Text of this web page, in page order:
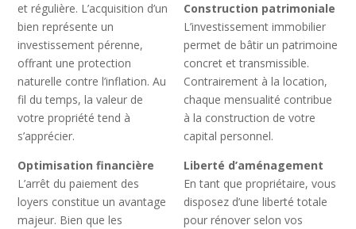
et régulière. L’acquisition d’un
bien représente un
investissement pérenne,
offrant une protection
naturelle contre l’inflation. Au
fil du temps, la valeur de
votre propriété tend à
s’apprécier.
Optimisation financière
L’arrêt du paiement des
loyers constitue un avantage
majeur. Bien que les
Construction patrimoniale
L’investissement immobilier
permet de bâtir un patrimoine
concret et transmissible.
Contrairement à la location,
chaque mensualité contribue
à la construction de votre
capital personnel.
Liberté d’aménagement
En tant que propriétaire, vous
disposez d’une liberté totale
pour rénover selon vos